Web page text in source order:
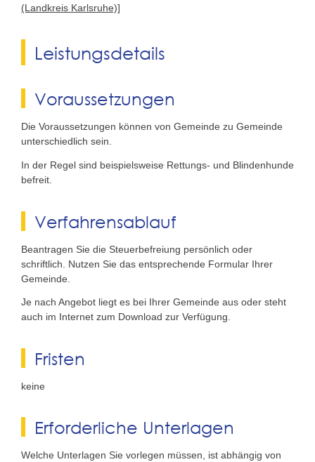
(Landkreis Karlsruhe)]
Leistungsdetails
Voraussetzungen
Die Voraussetzungen können von Gemeinde zu Gemeinde
unterschiedlich sein.
In der Regel sind beispielsweise Rettungs- und Blindenhunde
befreit.
Verfahrensablauf
Beantragen Sie die Steuerbefreiung persönlich oder
schriftlich. Nutzen Sie das entsprechende Formular Ihrer
Gemeinde.
Je nach Angebot liegt es bei Ihrer Gemeinde aus oder steht
auch im Internet zum Download zur Verfügung.
Fristen
keine
Erforderliche Unterlagen
Welche Unterlagen Sie vorlegen müssen, ist abhängig von